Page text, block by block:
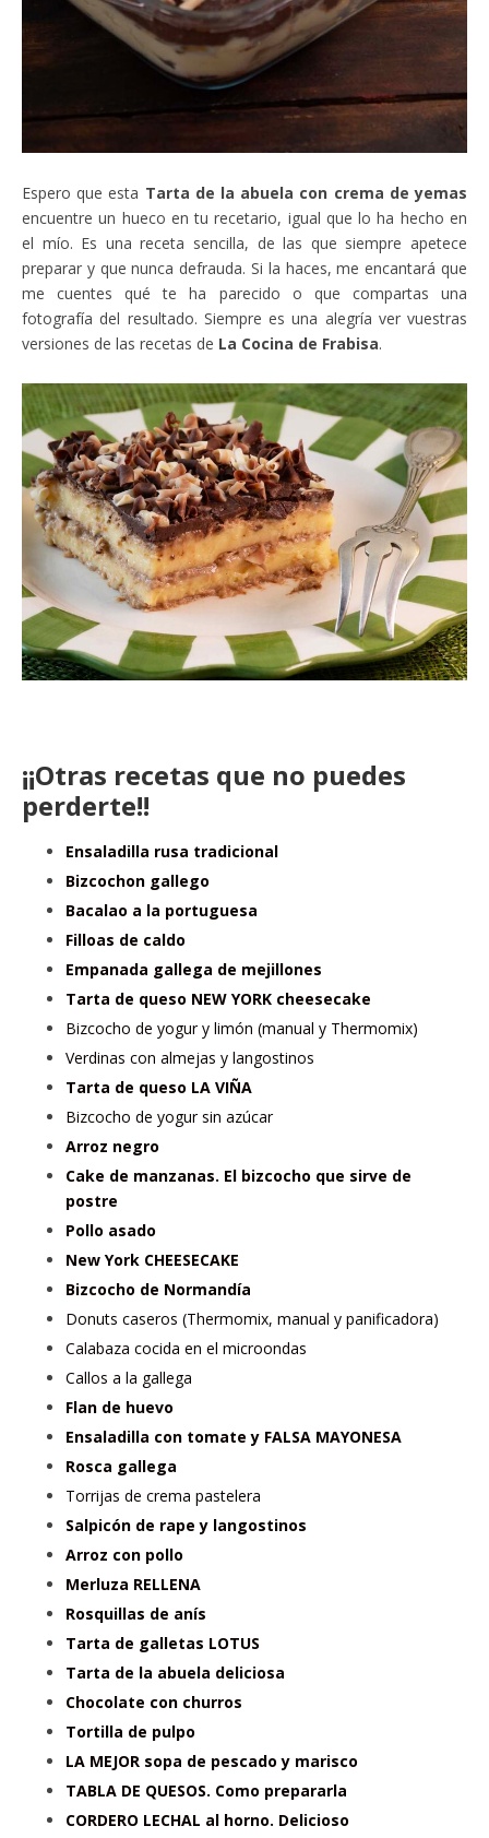
Espero que esta Tarta de la abuela con crema de yemas
encuentre un hueco en tu recetario, igual que lo ha hecho en
el mío. Es una receta sencilla, de las que siempre apetece
preparar y que nunca defrauda. Si la haces, me encantará que
me cuentes qué te ha parecido o que compartas una
fotografía del resultado. Siempre es una alegría ver vuestras
versiones de las recetas de La Cocina de Frabisa.
¡¡Otras recetas que no puedes
perderte!!
Ensaladilla rusa tradicional
Bizcochon gallego
Bacalao a la portuguesa
Filloas de caldo
Empanada gallega de mejillones
Tarta de queso NEW YORK cheesecake
Bizcocho de yogur y limón (manual y Thermomix)
Verdinas con almejas y langostinos
Tarta de queso LA VIÑA
Bizcocho de yogur sin azúcar
Arroz negro
Cake de manzanas. El bizcocho que sirve de
postre
Pollo asado
New York CHEESECAKE
Bizcocho de Normandía
Donuts caseros (Thermomix, manual y panificadora)
Calabaza cocida en el microondas
Callos a la gallega
Flan de huevo
Ensaladilla con tomate y FALSA MAYONESA
Rosca gallega
Torrijas de crema pastelera
Salpicón de rape y langostinos
Arroz con pollo
Merluza RELLENA
Rosquillas de anís
Tarta de galletas LOTUS
Tarta de la abuela deliciosa
Chocolate con churros
Tortilla de pulpo
LA MEJOR sopa de pescado y marisco
TABLA DE QUESOS. Como prepararla
CORDERO LECHAL al horno. Delicioso